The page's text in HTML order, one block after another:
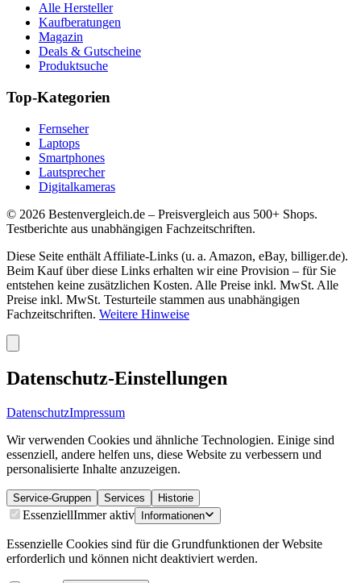
Alle Hersteller
Kaufberatungen
Magazin
Deals & Gutscheine
Produktsuche
Top-Kategorien
Fernseher
Laptops
Smartphones
Lautsprecher
Digitalkameras
© 2026 Bestenvergleich.de – Preisvergleich aus 500+ Shops.
Testberichte aus unabhängigen Fachzeitschriften.
Diese Seite enthält Affiliate-Links (u. a. Amazon, eBay, billiger.de).
Beim Kauf über diese Links erhalten wir eine Provision – für Sie
entstehen keine zusätzlichen Kosten. Alle Preise inkl. MwSt. Alle
Preise inkl. MwSt. Testurteile stammen aus unabhängigen
Fachzeitschriften. Weitere Hinweise
Datenschutz-Einstellungen
DatenschutzImpressum
Wir verwenden Cookies und ähnliche Technologien. Einige sind
essenziell, andere helfen uns, diese Website zu verbessern und
personalisierte Inhalte anzuzeigen.
Service-Gruppen Services Historie
EssenziellImmer aktiv Informationen
Essenzielle Cookies sind für die Grundfunktionen der Website
erforderlich und können nicht deaktiviert werden.